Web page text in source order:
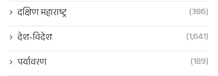
दक्षिण महाराष्ट्र
(386)
देश-विदेश
(1,641)
पर्यावरण
(189)